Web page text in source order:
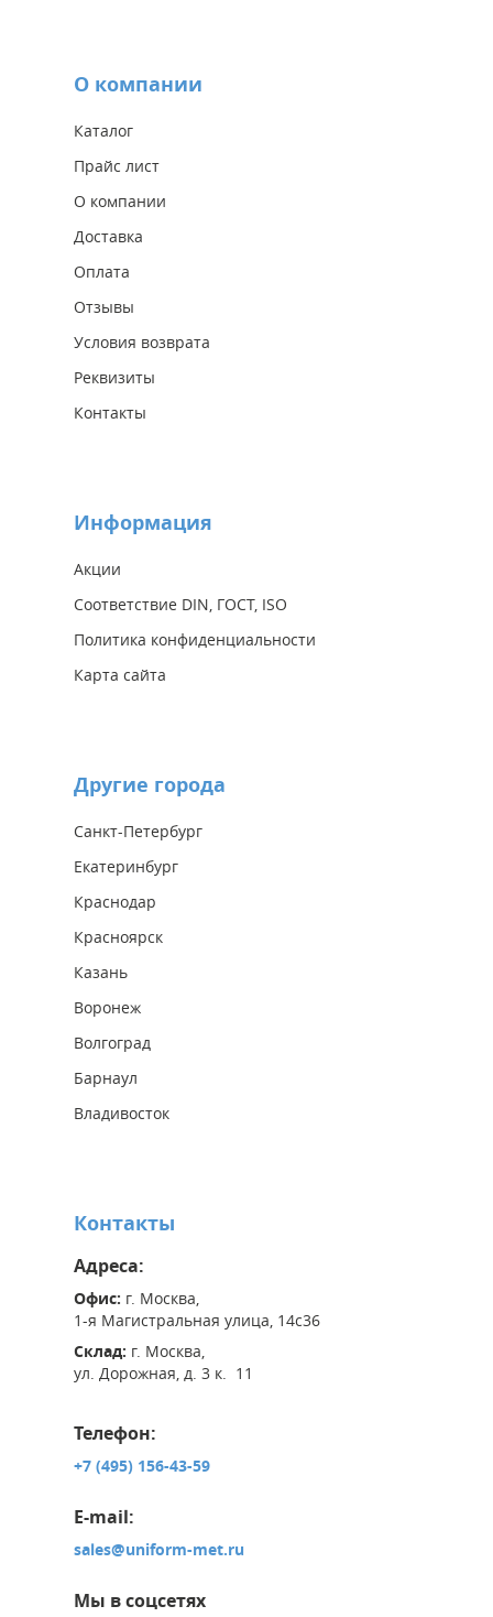
О компании
Каталог
Прайс лист
О компании
Доставка
Оплата
Отзывы
Условия возврата
Реквизиты
Контакты
Информация
Акции
Соответствие DIN, ГОСТ, ISO
Политика конфиденциальности
Карта сайта
Другие города
Санкт-Петербург
Екатеринбург
Краснодар
Красноярск
Казань
Воронеж
Волгоград
Барнаул
Владивосток
Контакты
Адреса:
Офис: г. Москва,
1-я Магистральная улица, 14с36
Склад: г. Москва,
ул. Дорожная, д. 3 к. 11
Телефон:
+7 (495) 156-43-59
E-mail:
sales@uniform-met.ru
Мы в соцсетях